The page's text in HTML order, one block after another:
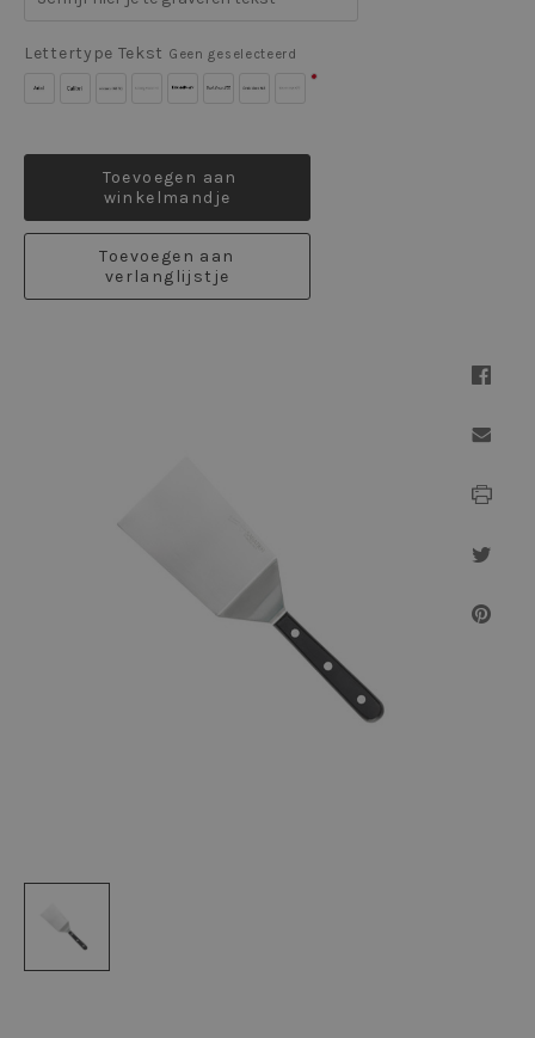
Lettertype Tekst Geen geselecteerd
Arial CalibriBookman
BradleyBroadway
BrushComicEdwardian
winkelmandje
Toevoegen aan
verlanglijstje